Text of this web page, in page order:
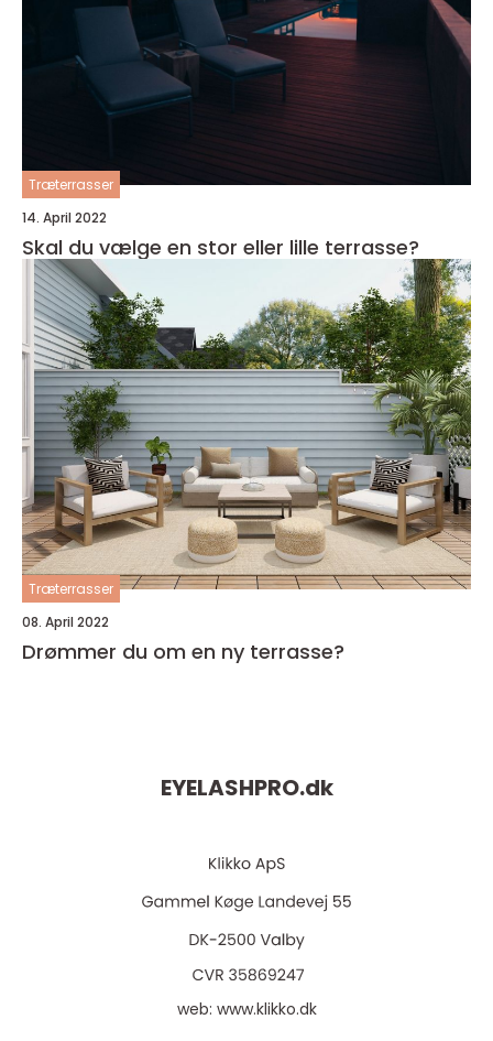
Træterrasser
14. April 2022
Skal du vælge en stor eller lille terrasse?
Træterrasser
08. April 2022
Drømmer du om en ny terrasse?
EYELASHPRO.dk
web: www.klikko.dk